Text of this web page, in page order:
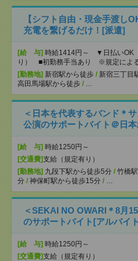
【シフト自由・現金手渡し
充電を繋げるだけ！[派遣]
[給 与] 時給1414円～ ▼日払いOK
り） ■初勤務手当あり ※規定によ
[勤務地] 新宿駅から徒歩 / 新宿三丁目
高田馬場駅から徒歩 / …
＜日本を代表するバンド＊
公演のサポートバイト＠日
[給 与] 時給1250円～
[交通費]支給（規定有り）
[勤務地] 九段下駅から徒歩5分 / 竹橋
分 / 神保町駅から徒歩15分 / …
＜SEKAI NO OWARI＊8月
のサポートバイト[アルバイ
[給 与] 時給1250円～
[交通費]支給（規定有り）